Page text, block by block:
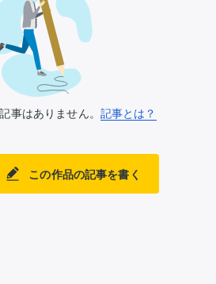
事はありません。 記事とは？
この作品の記事を書く